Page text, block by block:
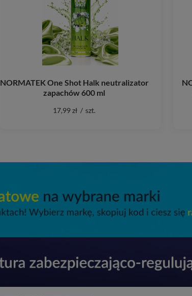
NORMATEK One Shot Halk neutralizator
zapachów 600 ml
17,99 zł / szt.